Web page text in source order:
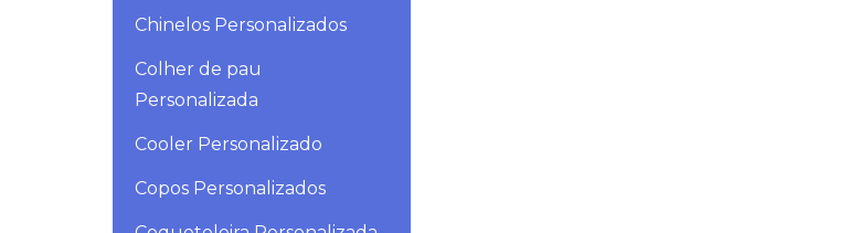
Chinelos Personalizados
Colher de pau
Personalizada
Cooler Personalizado
Copos Personalizados